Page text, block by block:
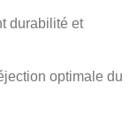
durabilité et
optimale du